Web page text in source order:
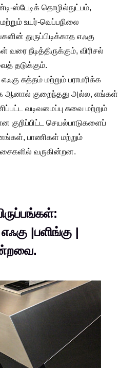
ஸ்டேடிக் தொழில்நுட்பம்,
உயர்-வெப்பநிலை
துருப்பிடிக்காத எஃகு
நீடித்திருக்கும், விரிசல்
தடுக்கும்.
எஃகு சுத்தம் மற்றும் பராமரிக்க
ஆனால் குறைந்தது அல்ல, எங்கள்
வடிவமைப்பு சுவை மற்றும்
குறிப்பிட்ட செயல்பாடுகளைப்
பாணிகள் மற்றும்
வருகின்றன.
எஃகு |பளிங்கு |